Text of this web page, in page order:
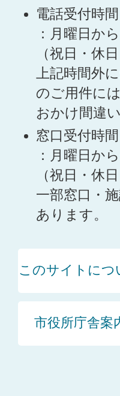
電話受付時間
：月曜日か
（祝日・休
上記時間外
のご用件に
おかけ間違
窓口受付時間
：月曜日か
（祝日・休
一部窓口・
あります。
このサイトにつ
市役所庁舎案